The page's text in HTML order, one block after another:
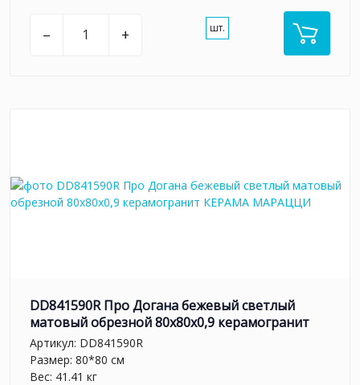
– + шт.
DD841590R Про Догана бежевый светлый
матовый обрезной 80x80x0,9 керамогранит
Артикул: DD841590R
Размер: 80*80 см
Вес: 41.41 кг